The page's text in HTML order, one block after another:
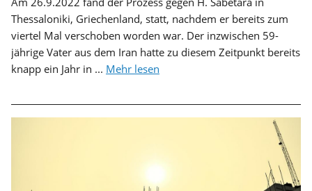
Thessaloniki, Griechenland, statt, nachdem er bereits zum
viertel Mal verschoben worden war. Der inzwischen 59-
jährige Vater aus dem Iran hatte zu diesem Zeitpunkt bereits
knapp ein Jahr in ... Mehr lesen